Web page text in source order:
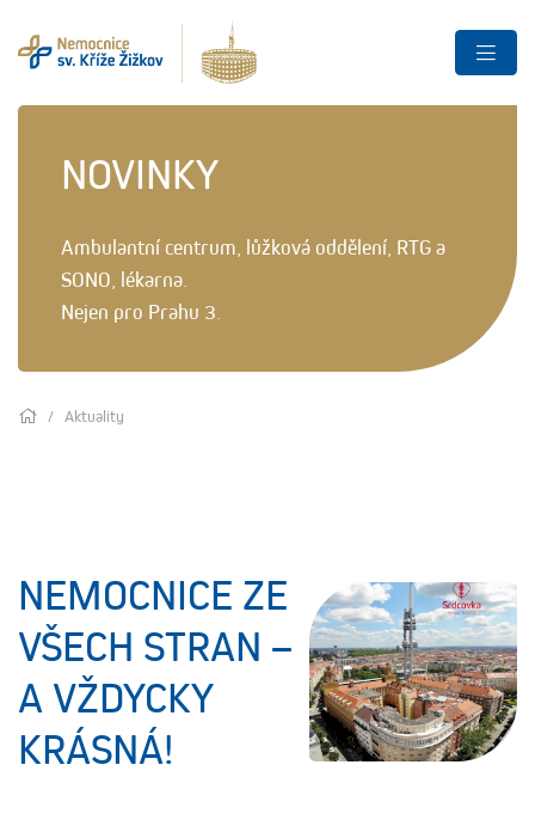
NOVINKY
Ambulantní centrum, lůžková oddělení, RTG a
SONO, lékarna.
Nejen pro Prahu 3.
Aktuality
NEMOCNICE ZE
VŠECH STRAN –
A VŽDYCKY
KRÁSNÁ!